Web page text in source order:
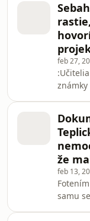
samoty.
za
živote
toho,
„Bol to
Zoja mi
feb 27,
hovorí
hanby,
pre
usídlila
pretaviť
že
feb 13,
samu